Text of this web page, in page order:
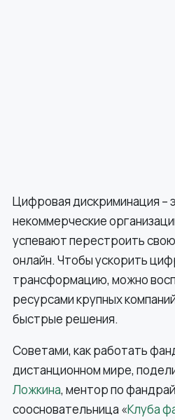
Цифровая дискриминация –
некоммерческие
успевают перестроить
онлайн. Чтобы ускорить
трансформацию, можно
ресурсами крупных
быстрые решения.
Советами, как работать
дистанционном мире,
Ложкина, ментор по
соосновательница «Клуба